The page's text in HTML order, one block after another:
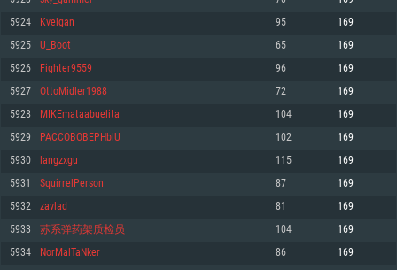
최소사양
운영체제: Windows 10 (64 bit)
프로세서: 2.2 GHz 듀얼코어 이상
메모리: 4GB
그래픽 카드: DirectX 11 이상을 지원하는 AMD Radeon 77XX / NVIDIA
GeForce GT 660. 최소 사양 해상도: 720p
네트워크: 브로드밴드 인터넷
여유 저장 공간: 22.1 GB (최소 클라이언트)
최소사양
운영체제: Mac OS Big Sur 11.0
프로세서: 최소 2.2 GHz의 Core i5 (Intel Xeon 은 지원하지 않습니다)
메모리: 6 GB
그래픽 카드: Metal 을 지원하는 Intel Iris Pro 5200 (Mac), 혹은 이와 비슷한 성
능을 가지는 Mac 버전의 AMD/Nvidia. 최소 해상도: 720p
네트워크: 브로드밴드 인터넷
여유 저장 공간: 22.1 GB (최소 클라이언트)
최소사양
운영체제: 64bit Linux 중 최신 버전
프로세서: 2.4 GHz 듀얼코어
메모리: 4 GB
그래픽 카드: Vulkan 을 지원하고, 최신 그래픽 드라이버를 지원하는 NVIDIA
660 (6개월 미만) 혹은 그와 동급의 성능을 가지며 최신 그래픽 드라이버를 지
원하는 AMD (6개월 미만; 최소사양 지원 해상도 720p)
네트워크: 브로드밴드 인터넷
여유 저장 공간: 22.1 GB (최소 클라이언트)
5924 Kvelgan 95 169
5925 U_Boot 65 169
5926 Fighter9559 96 169
5927 OttoMidler1988 72 169
5928 MIKEmataabuelita 104 169
5929 PACCOBOBEPHblU 102 169
5930 langzxgu 115 169
5931 SquirrelPerson 87 169
5932 zavlad 81 169
5933 苏系弹药架质检员 104 169
5934 NorMalTaNker 86 169